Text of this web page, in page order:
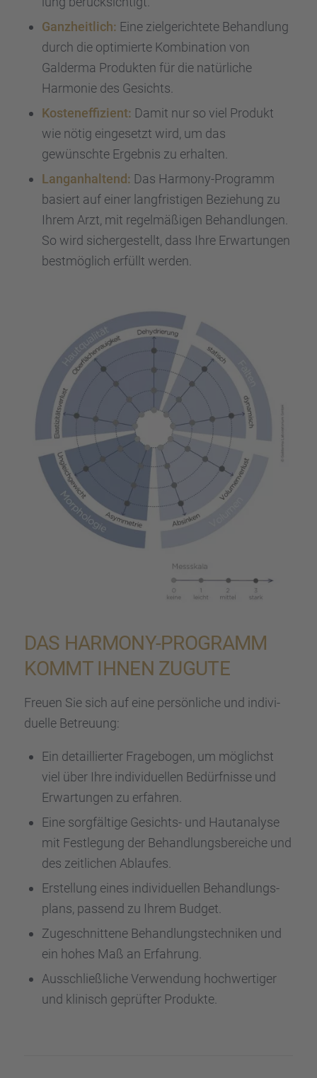
Ganzheit­lich: Eine zielge­rich­tete Behand­lung
durch die optimierte Kombi­na­tion von
Galderma Produk­ten für die natür­li­che
Harmo­nie des Gesichts.
Kosten­ef­fi­zi­ent: Damit nur so viel Produkt
wie nötig einge­setzt wird, um das
gewünschte Ergeb­nis zu erhal­ten.
Langan­hal­tend: Das Harmony-Programm
basiert auf einer langfris­ti­gen Bezie­hung zu
Ihrem Arzt, mit regel­mä­ßi­gen Behand­lun­gen.
So wird sicher­ge­stellt, dass Ihre Erwar­tun­gen
bestmög­lich erfüllt werden.
DAS HARMONY-PROGRAMM
KOMMT IHNEN ZUGUTE
Freuen Sie sich auf eine persön­li­che und indivi­
du­elle Betreu­ung:
Ein detail­lier­ter Frage­bo­gen, um möglichst
viel über Ihre indivi­du­el­len Bedürf­nisse und
Erwar­tun­gen zu erfah­ren.
Eine sorgfäl­tige Gesichts- und Hautana­lyse
mit Festle­gung der Behand­lungs­be­rei­che und
des zeitli­chen Ablau­fes.
Erstel­lung eines indivi­du­el­len Behand­lungs­
plans, passend zu Ihrem Budget.
Zugeschnit­tene Behand­lungs­tech­ni­ken und
ein hohes Maß an Erfah­rung.
Ausschließ­li­che Verwen­dung hochwer­ti­ger
und klinisch geprüf­ter Produkte.